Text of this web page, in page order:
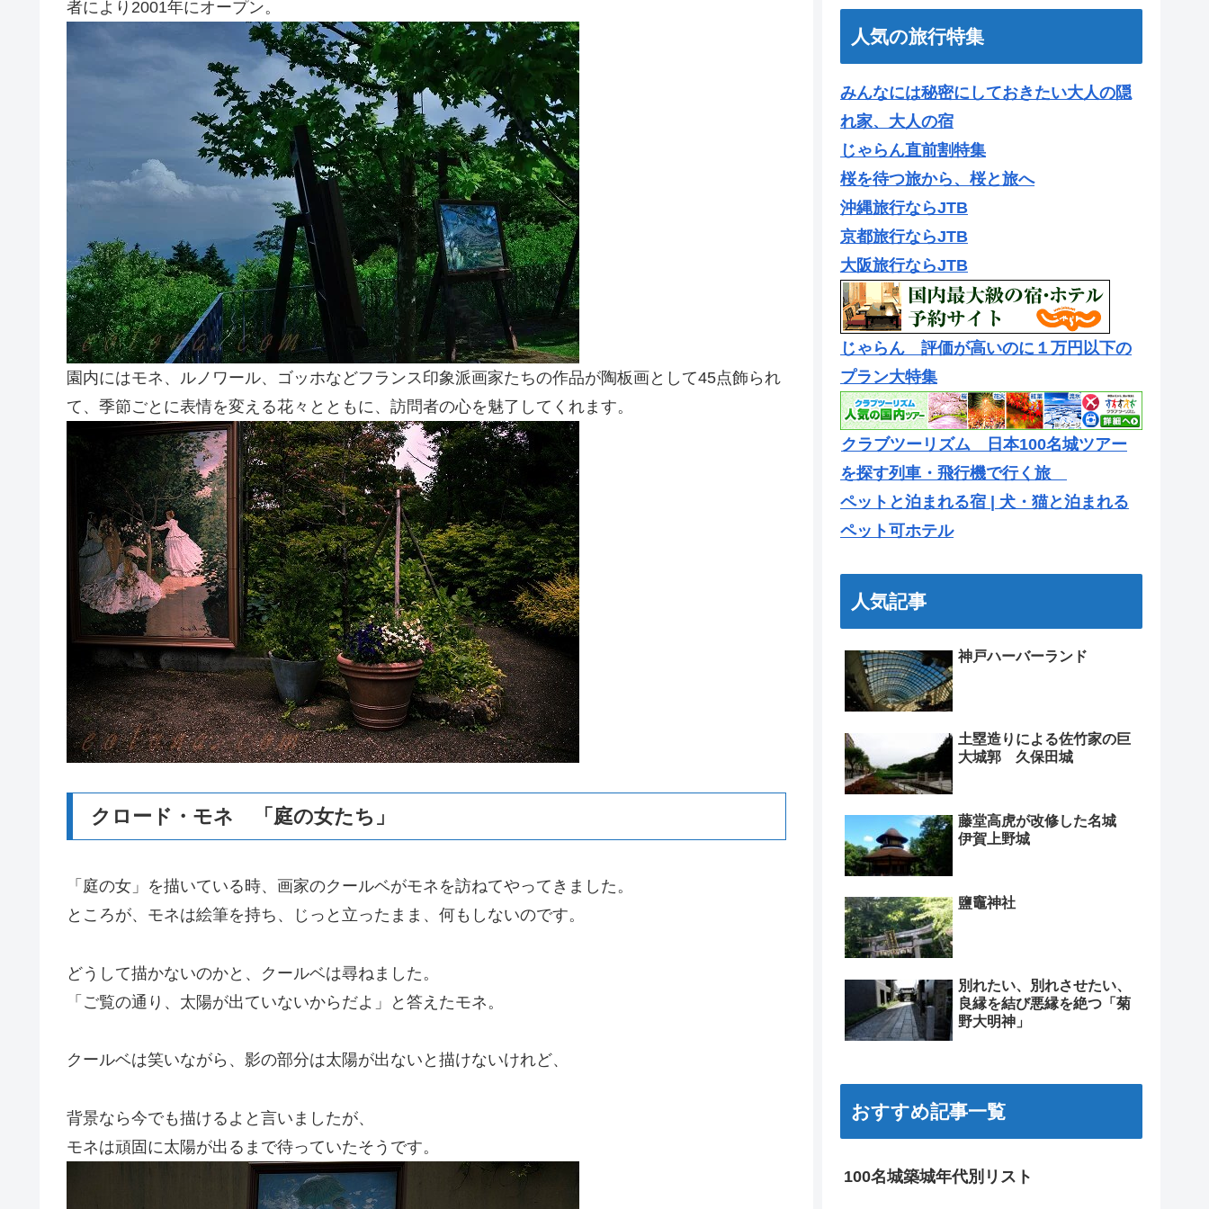
者により2001年にオープン。
園内にはモネ、ルノワール、ゴッホなどフランス印象派画家たちの作品が陶板画として45点飾られ
て、季節ごとに表情を変える花々とともに、訪問者の心を魅了してくれます。
クロード・モネ 「庭の女たち」
「庭の女」を描いている時、画家のクールベがモネを訪ねてやってきました。
ところが、モネは絵筆を持ち、じっと立ったまま、何もしないのです。
どうして描かないのかと、クールベは尋ねました。
「ご覧の通り、太陽が出ていないからだよ」と答えたモネ。
クールベは笑いながら、影の部分は太陽が出ないと描けないけれど、
背景なら今でも描けるよと言いましたが、
モネは頑固に太陽が出るまで待っていたそうです。
人気の旅行特集
みんなには秘密にしておきたい大人の隠
れ家、大人の宿
じゃらん直前割特集
桜を待つ旅から、桜と旅へ
沖縄旅行ならJTB
京都旅行ならJTB
大阪旅行ならJTB
じゃらん 評価が高いのに１万円以下の
プラン大特集
クラブツーリズム 日本100名城ツアー
を探す列車・飛行機で行く旅
ペットと泊まれる宿 | 犬・猫と泊まれる
ペット可ホテル
人気記事
神戸ハーバーランド
土塁造りによる佐竹家の巨
大城郭 久保田城
藤堂高虎が改修した名城
伊賀上野城
鹽竈神社
別れたい、別れさせたい、
良縁を結び悪縁を絶つ「菊
野大明神」
おすすめ記事一覧
100名城築城年代別リスト